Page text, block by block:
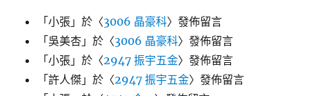
「小張 」於〈3006 晶豪科〉發佈留言
「吳美杏 」於〈3006 晶豪科〉發佈留言
「小張 」於〈2947 振宇五金〉發佈留言
「許人傑 」於〈2947 振宇五金〉發佈留言